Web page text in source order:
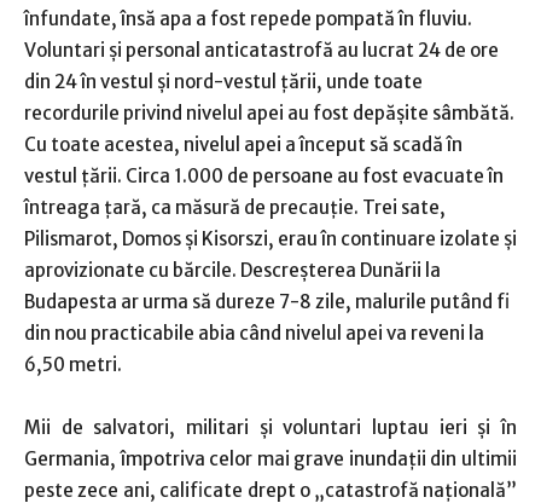
înfundate, însă apa a fost repede pompată în fluviu.
Voluntari şi personal anticatastrofă au lucrat 24 de ore
din 24 în vestul şi nord-vestul ţării, unde toate
recordurile privind nivelul apei au fost depăşite sâmbătă.
Cu toate acestea, nivelul apei a început să scadă în
vestul ţării. Circa 1.000 de persoane au fost evacuate în
întreaga ţară, ca măsură de precauţie. Trei sate,
Pilismarot, Domos şi Kisorszi, erau în continuare izolate şi
aprovizionate cu bărcile. Descreşterea Dunării la
Budapesta ar urma să dureze 7-8 zile, malurile putând fi
din nou practicabile abia când nivelul apei va reveni la
6,50 metri.
Mii de salvatori, militari şi voluntari luptau ieri şi în
Germania, împotriva celor mai grave inundaţii din ultimii
peste zece ani, calificate drept o „catastrofă naţională”